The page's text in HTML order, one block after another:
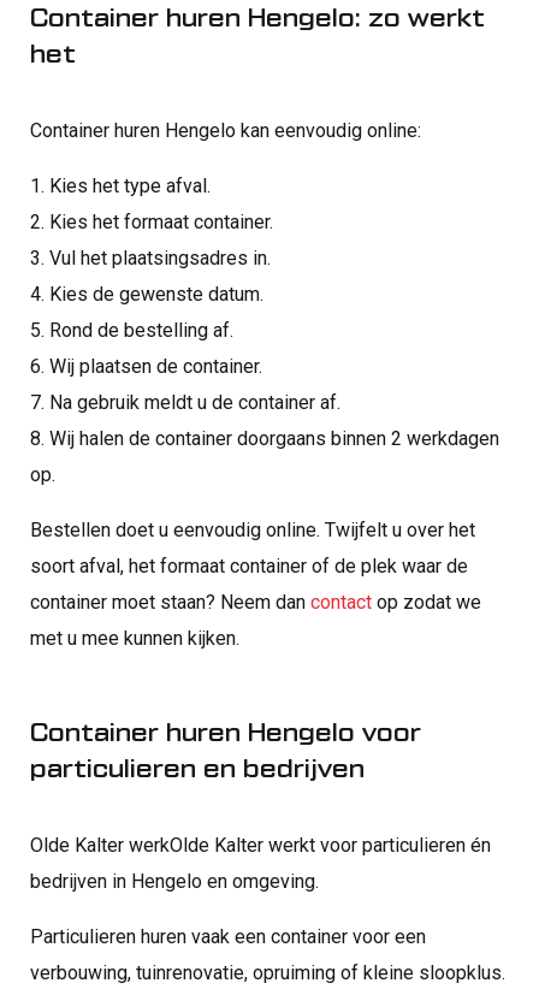
Container huren Hengelo: zo werkt
het
Container huren Hengelo kan eenvoudig online:
1. Kies het type afval.
2. Kies het formaat container.
3. Vul het plaatsingsadres in.
4. Kies de gewenste datum.
5. Rond de bestelling af.
6. Wij plaatsen de container.
7. Na gebruik meldt u de container af.
8. Wij halen de container doorgaans binnen 2 werkdagen
op.
Bestellen doet u eenvoudig online. Twijfelt u over het
soort afval, het formaat container of de plek waar de
container moet staan? Neem dan contact op zodat we
met u mee kunnen kijken.
Container huren Hengelo voor
particulieren en bedrijven
Olde Kalter werkOlde Kalter werkt voor particulieren én
bedrijven in Hengelo en omgeving.
Particulieren huren vaak een container voor een
verbouwing, tuinrenovatie, opruiming of kleine sloopklus.